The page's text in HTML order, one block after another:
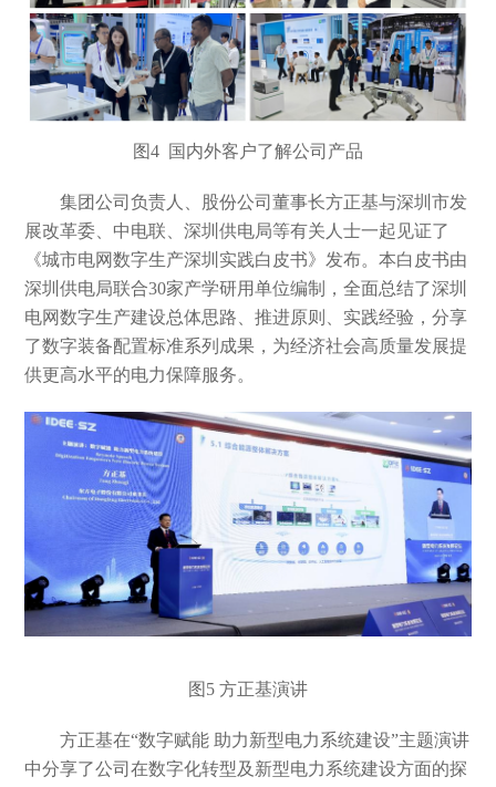
图4 国内外客户了解公司产品
集团公司负责人、股份公司董事长方正基与深圳市发
展改革委、中电联、深圳供电局等有关人士一起见证了
《城市电网数字生产深圳实践白皮书》发布。本白皮书由
深圳供电局联合30家产学研用单位编制，全面总结了深圳
电网数字生产建设总体思路、推进原则、实践经验，分享
了数字装备配置标准系列成果，为经济社会高质量发展提
供更高水平的电力保障服务。
图5 方正基演讲
方正基在“数字赋能 助力新型电力系统建设”主题演讲
中分享了公司在数字化转型及新型电力系统建设方面的探